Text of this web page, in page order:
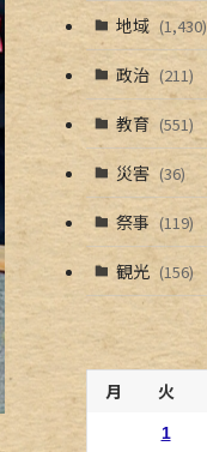
地域 (1,430)
政治 (211)
教育 (551)
災害 (36)
祭事 (119)
観光 (156)
月 火
1